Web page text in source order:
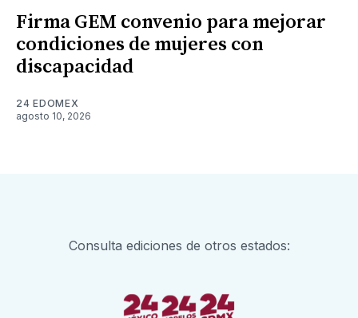
Firma GEM convenio para mejorar
condiciones de mujeres con
discapacidad
24 EDOMEX
agosto 10, 2026
Consulta ediciones de otros estados: